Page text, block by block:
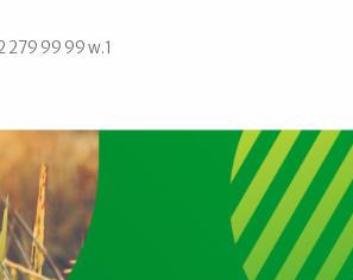
279 99 99 w.1